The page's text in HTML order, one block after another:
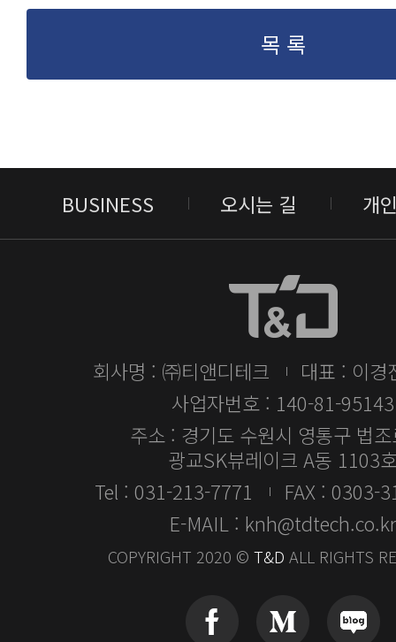
목 록
BUSINESS 오시는 길 개
회사명 : ㈜티앤디테크
대표 : 이경
사업자번호 : 140-81-95143
주소 : 경기도 수원시 영통구 법
광교SK뷰레이크 A동 1103
Tel : 031-213-7771
FAX : 0303-
E-MAIL : knh@tdtech.co.kr
COPYRIGHT 2020 © T&D ALL RIGHTS